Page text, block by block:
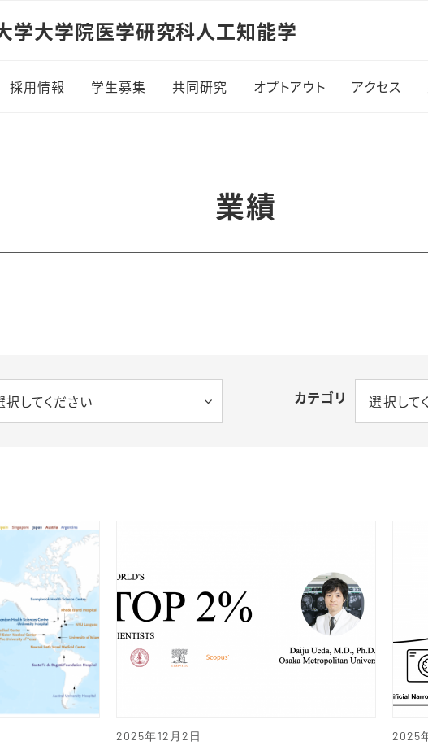
学大学院医学研究科人工知能学
採用情報 学生募集 共同研究 オプトアウト アクセス
業績
択してください カテゴリ 選択して
2025年12月2日 2025